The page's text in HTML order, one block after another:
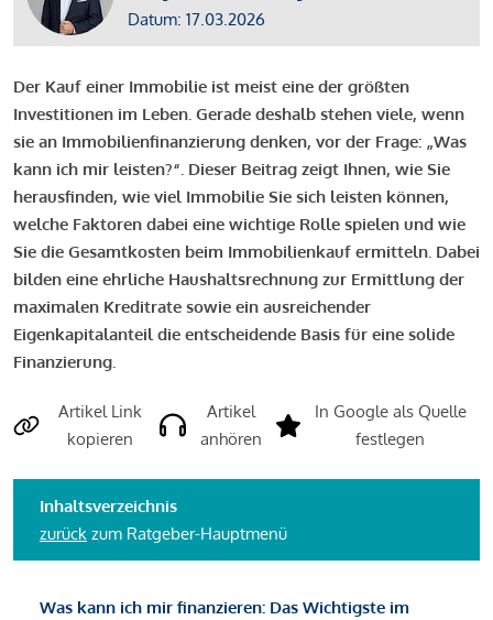
Datum: 17.03.2026
Der Kauf einer Immobilie ist meist eine der größten
Investitionen im Leben. Gerade deshalb stehen viele, wenn
sie an Immobilienfinanzierung denken, vor der Frage: „Was
kann ich mir leisten?“. Dieser Beitrag zeigt Ihnen, wie Sie
herausfinden, wie viel Immobilie Sie sich leisten können,
welche Faktoren dabei eine wichtige Rolle spielen und wie
Sie die Gesamtkosten beim Immobilienkauf ermitteln. Dabei
bilden eine ehrliche Haushaltsrechnung zur Ermittlung der
maximalen Kreditrate sowie ein ausreichender
Eigenkapitalanteil die entscheidende Basis für eine solide
Finanzierung.
Artikel Link
kopieren
Artikel
anhören
In Google als Quelle
festlegen
Inhaltsverzeichnis
zurück zum Ratgeber-Hauptmenü
Was kann ich mir finanzieren: Das Wichtigste im